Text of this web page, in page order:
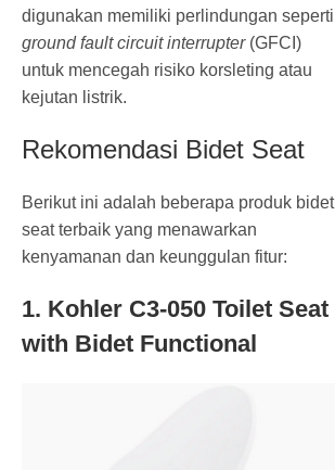
digunakan memiliki perlindungan seperti
ground fault circuit interrupter (GFCI)
untuk mencegah risiko korsleting atau
kejutan listrik.
Rekomendasi Bidet Seat
Berikut ini adalah beberapa produk bidet
seat terbaik yang menawarkan
kenyamanan dan keunggulan fitur:
1. Kohler C3-050 Toilet Seat
with Bidet Functional